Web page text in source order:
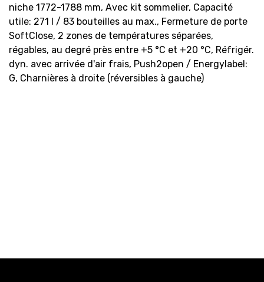
niche 1772-1788 mm, Avec kit sommelier, Capacité
utile: 271 l / 83 bouteilles au max., Fermeture de porte
SoftClose, 2 zones de températures séparées,
régables, au degré près entre +5 °C et +20 °C, Réfrigér.
dyn. avec arrivée d'air frais, Push2open / Energylabel:
G, Charnières à droite (réversibles à gauche)